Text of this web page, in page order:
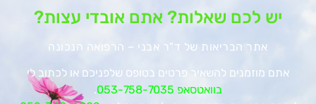
יש לכם שאלות? אתם אובדי עצות?
אתר הבריאות של ד"ר אבני – הרפואה הנכונה
אתם מוזמנים להשאיר פרטים בטופס שלפניכם או לכתוב לי
בוואטסאפ 053-758-7035
.